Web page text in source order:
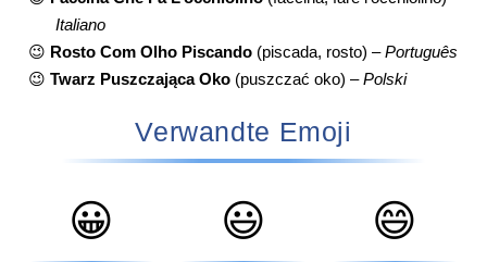
Italiano
😉 Rosto Com Olho Piscando (piscada, rosto) –Português
😉 Twarz Puszczająca Oko (puszczać oko) –Polski
Verwandte Emoji
😀 😃 😄